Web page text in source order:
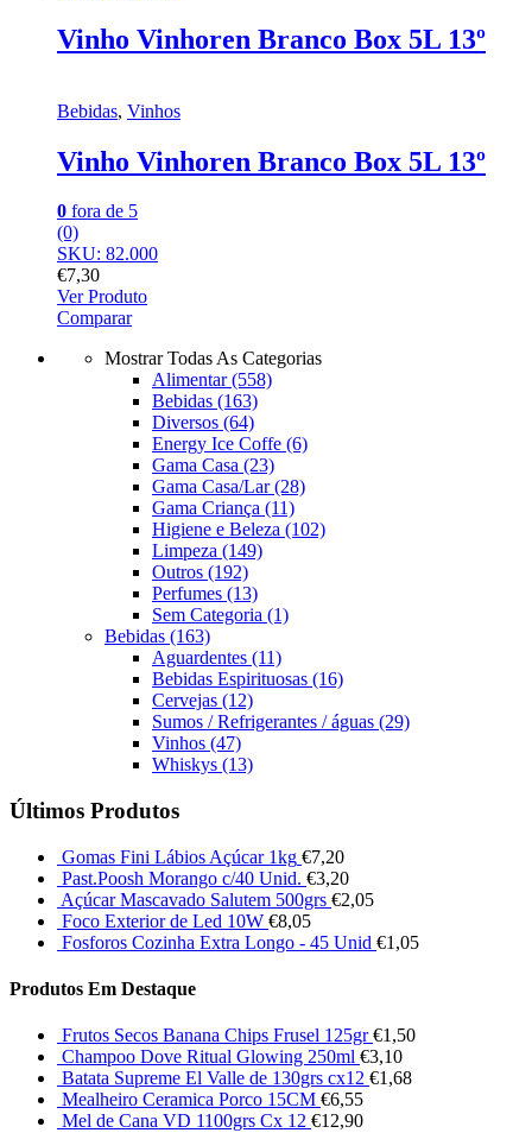
Vinho Vinhoren Branco Box 5L 13º
Bebidas, Vinhos
Vinho Vinhoren Branco Box 5L 13º
0 fora de 5
(0)
SKU: 82.000
€7,30
Ver Produto
Comparar
Mostrar Todas As Categorias
Alimentar(558)
Bebidas (163)
Diversos (64)
Energy Ice Coffe (6)
Gama Casa (23)
Gama Casa/Lar(28)
Gama Criança (11)
Higiene e Beleza (102)
Limpeza (149)
Outros (192)
Perfumes (13)
Sem Categoria (1)
Bebidas (163)
Aguardentes (11)
Bebidas Espirituosas (16)
Cervejas (12)
Sumos / Refrigerantes / águas (29)
Vinhos (47)
Whiskys (13)
Últimos Produtos
Gomas Fini Lábios Açúcar 1kg €7,20
Past.Poosh Morango c/40 Unid. €3,20
Açúcar Mascavado Salutem 500grs €2,05
Foco Exterior de Led 10W €8,05
Fosforos Cozinha Extra Longo - 45 Unid €1,05
Produtos Em Destaque
Frutos Secos Banana Chips Frusel 125gr €1,50
Champoo Dove Ritual Glowing 250ml €3,10
Batata Supreme El Valle de 130grs cx12 €1,68
Mealheiro Ceramica Porco 15CM €6,55
Mel de Cana VD 1100grs Cx 12 €12,90